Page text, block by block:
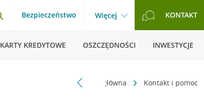
Bezpieczeństwo Więcej KONTAKT
KARTY KREDYTOWE OSZCZĘDNOŚCI INWESTYCJE
Strona główna Kontakt i pomoc